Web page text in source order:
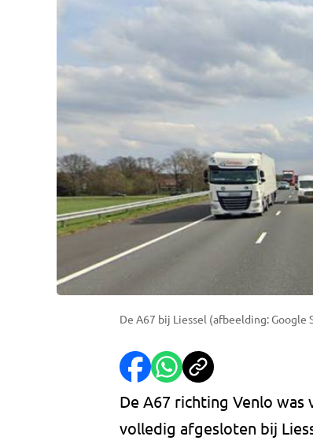
De A67 bij Liessel (afbeelding: Google
De A67 richting Venlo
volledig afgesloten bij